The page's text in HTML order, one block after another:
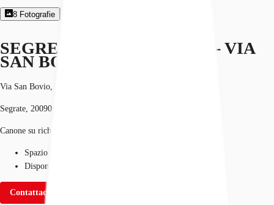
8 Fotografie
SEGREEN NEW PROJECT - VIA
SAN BOVIO 3
Via San Bovio, 3
Segrate, 20090
Canone su richiesta
Spazio disponibile
Disponibilità
Contattaci